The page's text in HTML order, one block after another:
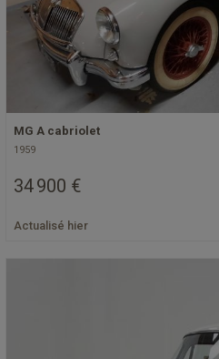
MG A cabriolet
1959
34 900 €
Actualisé hier